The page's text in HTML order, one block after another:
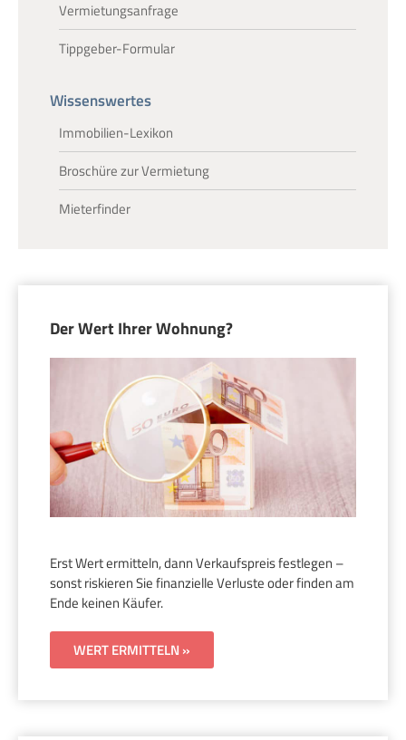
Vermietungsanfrage
Tippgeber-Formular
Wissenswertes
Immobilien-Lexikon
Broschüre zur Vermietung
Mieterfinder
Der Wert Ihrer Wohnung?
Erst Wert ermitteln, dann Verkaufspreis festlegen –
sonst riskieren Sie finanzielle Verluste oder finden am
Ende keinen Käufer.
WERT ERMITTELN »